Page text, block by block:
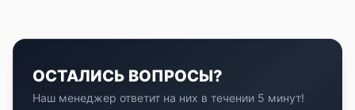
ОСТАЛИСЬ ВОПРОСЫ?
Наш менеджер ответит на них в течении 5 минут!